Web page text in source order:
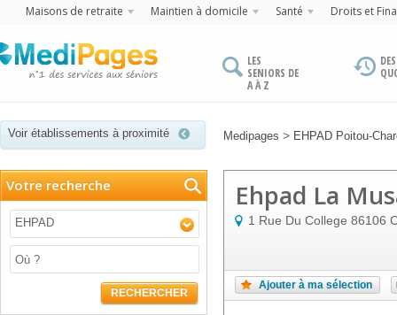
Maisons de retraite Maintien à domicile Santé Droits et
LES
SENIORS DE
A À Z
Voir établissements à proximité Medipages > EHPAD Poitou-
Votre recherche
EHPAD
RECHERCHER
Ehpad La
1 Rue Du College 86106
Ajouter à ma sélection